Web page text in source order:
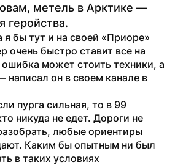
метель в Арктике —
геройства.
бы тут и на своей «Приоре»
очень быстро ставит все на
может стоить техники, а
написал он в своем канале в
пурга сильная, то в 99
никуда не едет. Дороги не
любые ориентиры
Каким бы опытным ни был
в таких условиях